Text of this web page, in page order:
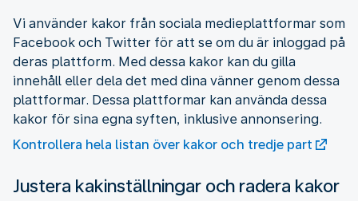
Vi använder kakor från sociala medieplattformar som
Facebook och Twitter för att se om du är inloggad på
deras plattform. Med dessa kakor kan du gilla
innehåll eller dela det med dina vänner genom dessa
plattformar. Dessa plattformar kan använda dessa
kakor för sina egna syften, inklusive annonsering.
Kontrollera hela listan över kakor och tredje part
Justera kakinställningar och radera kakor